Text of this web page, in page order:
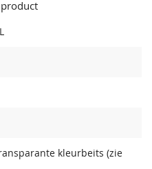
kleurbeits (zie